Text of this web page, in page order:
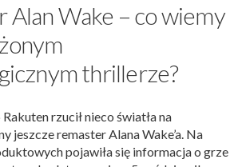
Alan Wake – co wiemy
thrillerze?
rzucił nieco światła na
jeszcze remaster Alana Wake’a. Na
pojawiła się informacja o grze